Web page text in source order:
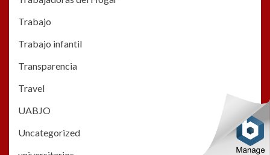
Trabajo
Trabajo infantil
Transparencia
Travel
UABJO
Uncategorized